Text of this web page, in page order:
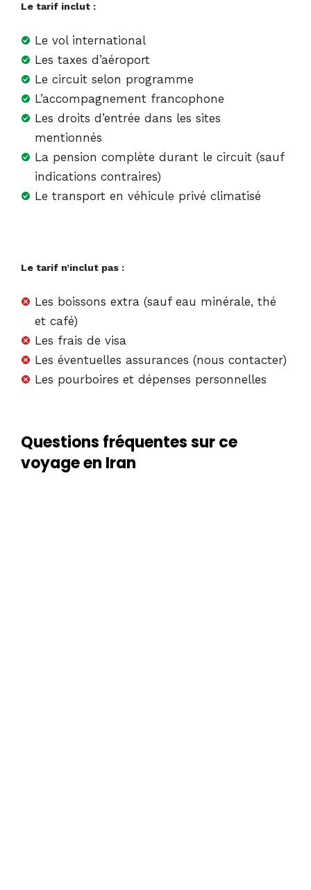
Le tarif inclut :
Le vol international
Les taxes d’aéroport
Le circuit selon programme
L’accompagnement francophone
Les droits d’entrée dans les sites
mentionnés
La pension complète durant le circuit (sauf
indications contraires)
Le transport en véhicule privé climatisé
Le tarif n’inclut pas :
Les boissons extra (sauf eau minérale, thé
et café)
Les frais de visa
Les éventuelles assurances (nous contacter)
Les pourboires et dépenses personnelles
Questions fréquentes sur ce
voyage en Iran